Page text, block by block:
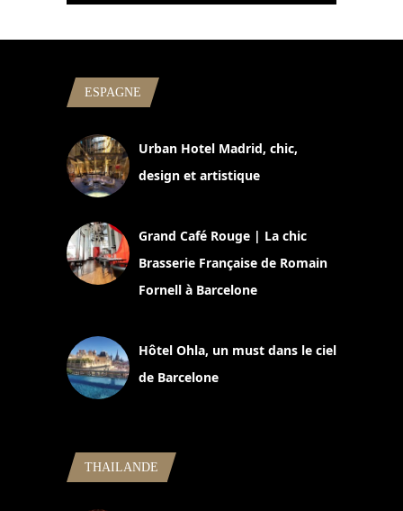
ESPAGNE
Urban Hotel Madrid, chic,
design et artistique
Grand Café Rouge | La chic
Brasserie Française de Romain
Fornell à Barcelone
Hôtel Ohla, un must dans le ciel
de Barcelone
THAILANDE